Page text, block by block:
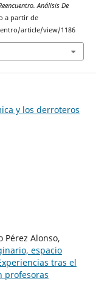
Análisis De
a partir de
article/view/1186
y los derroteros
Pérez Alonso,
espacio
tras el
profesoras